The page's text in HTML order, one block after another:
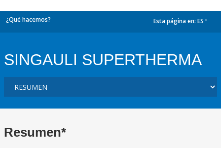
¿Qué hacemos? Esta página en: ES
SINGAULI SUPERTHERMA
Resumen*